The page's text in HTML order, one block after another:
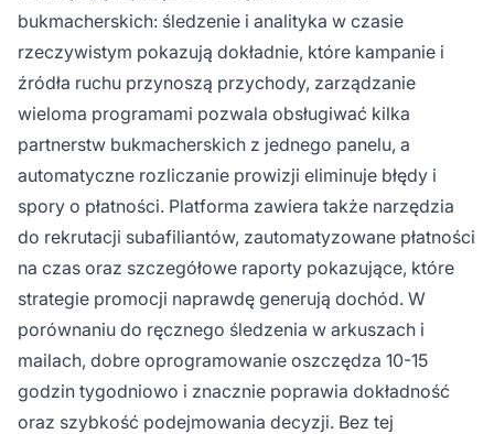
bukmacherskich: śledzenie i analityka w czasie
rzeczywistym pokazują dokładnie, które kampanie i
źródła ruchu przynoszą przychody, zarządzanie
wieloma programami pozwala obsługiwać kilka
partnerstw bukmacherskich z jednego panelu, a
automatyczne rozliczanie prowizji eliminuje błędy i
spory o płatności. Platforma zawiera także narzędzia
do rekrutacji subafiliantów, zautomatyzowane płatności
na czas oraz szczegółowe raporty pokazujące, które
strategie promocji naprawdę generują dochód. W
porównaniu do ręcznego śledzenia w arkuszach i
mailach, dobre oprogramowanie oszczędza 10-15
godzin tygodniowo i znacznie poprawia dokładność
oraz szybkość podejmowania decyzji. Bez tej